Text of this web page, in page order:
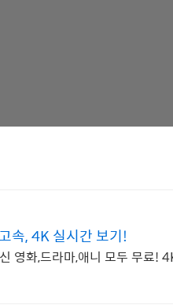
속, 4K 실시간 보기!
영화,드라마,애니 모두 무료!